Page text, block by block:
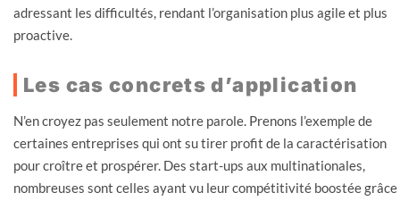
adressant les difficultés, rendant l’organisation plus agile et plus
proactive.
Les cas concrets d’application
N’en croyez pas seulement notre parole. Prenons l’exemple de
certaines entreprises qui ont su tirer profit de la caractérisation
pour croître et prospérer. Des start-ups aux multinationales,
nombreuses sont celles ayant vu leur compétitivité boostée grâce